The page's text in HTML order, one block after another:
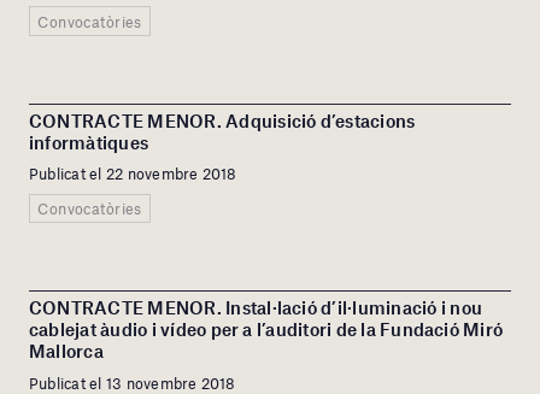
Convocatòries
CONTRACTE MENOR. Adquisició d’estacions
informàtiques
Publicat el 22 novembre 2018
Convocatòries
CONTRACTE MENOR. Instal·lació d’il·luminació i nou
cablejat àudio i vídeo per a l’auditori de la Fundació Miró
Mallorca
Publicat el 13 novembre 2018